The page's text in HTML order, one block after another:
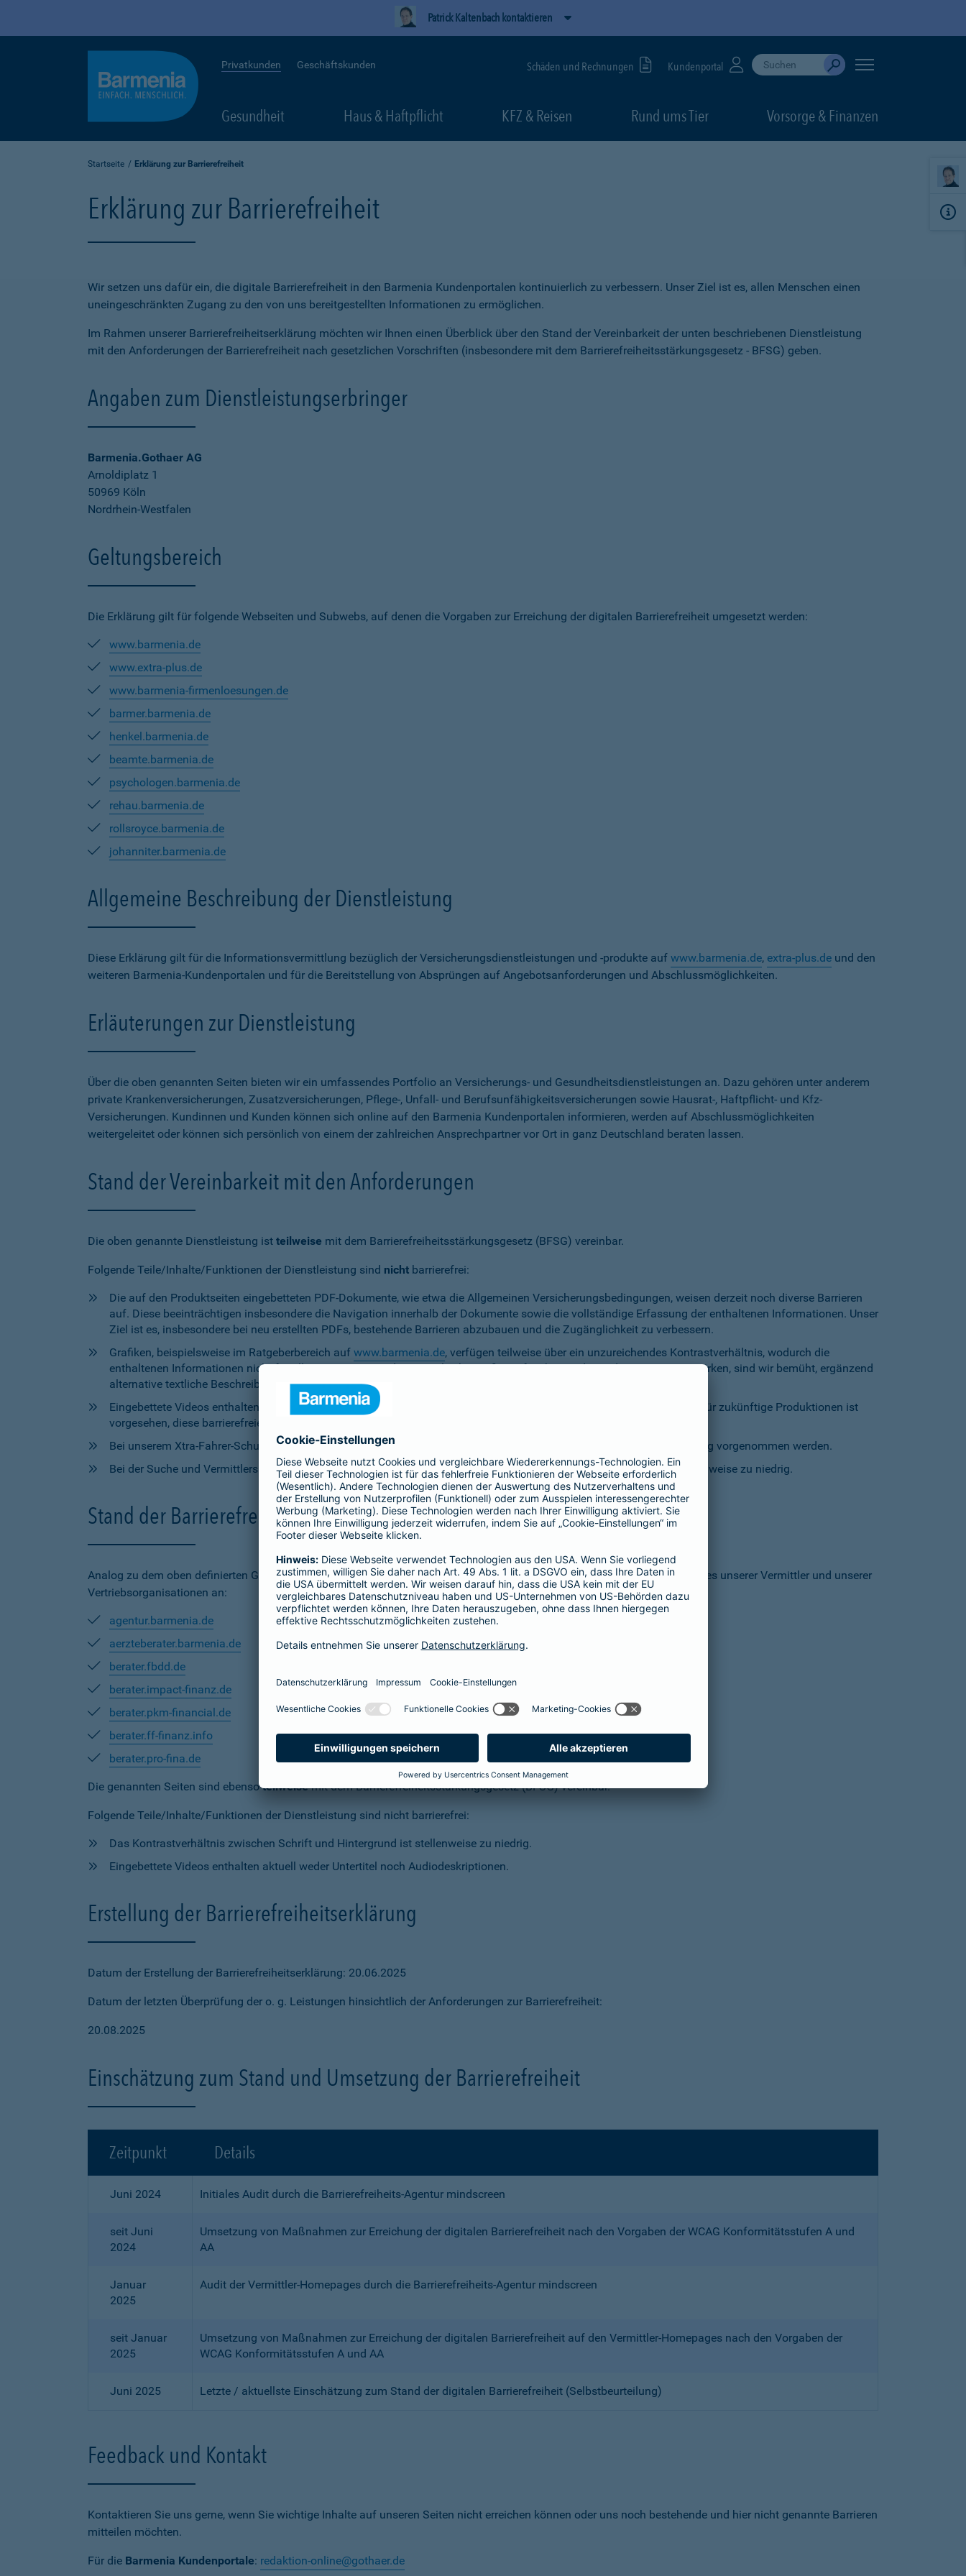
Patrick Kaltenbach kontaktieren
Privatkunden Geschäftskunden Schäden und Rechnungen Kundenportal Suche durchführen
When autocomplete results are available, use
Absenden
Gesundheit Haus & Haftpflicht KFZ & Reisen Rund ums Tier Vorsorge & Finanzen
Startseite Erklärung zur Barrierefreiheit
Erklärung zur Barrierefreiheit
Wir setzen uns dafür ein, die digitale Barrierefreiheit in den Barmenia Kundenportalen kontinuierlich zu verbessern. Unser Ziel ist es, allen Menschen einen
uneingeschränkten Zugang zu den von uns bereitgestellten Informationen zu ermöglichen.
Im Rahmen unserer Barrierefreiheitserklärung möchten wir Ihnen einen Überblick über den Stand der Vereinbarkeit der unten beschriebenen Dienstleistung
mit den Anforderungen der Barrierefreiheit nach gesetzlichen Vorschriften (insbesondere mit dem Barrierefreiheitsstärkungsgesetz - BFSG) geben.
Angaben zum Dienstleistungserbringer
Barmenia.Gothaer AG
Arnoldiplatz 1
50969 Köln
Nordrhein-Westfalen
Geltungsbereich
Die Erklärung gilt für folgende Webseiten und Subwebs, auf denen die Vorgaben zur Erreichung der digitalen Barrierefreiheit umgesetzt werden:
www.barmenia.de
www.extra-plus.de
www.barmenia-firmenloesungen.de
barmer.barmenia.de
henkel.barmenia.de
beamte.barmenia.de
psychologen.barmenia.de
rehau.barmenia.de
rollsroyce.barmenia.de
johanniter.barmenia.de
Allgemeine Beschreibung der Dienstleistung
Diese Erklärung gilt für die Informationsvermittlung bezüglich der Versicherungsdienstleistungen und -produkte auf www.barmenia.de, extra-plus.de und den
weiteren Barmenia-Kundenportalen und für die Bereitstellung von Absprüngen auf Angebotsanforderungen und Abschlussmöglichkeiten.
Erläuterungen zur Dienstleistung
Über die oben genannten Seiten bieten wir ein umfassendes Portfolio an Versicherungs- und Gesundheitsdienstleistungen an. Dazu gehören unter anderem
private Krankenversicherungen, Zusatzversicherungen, Pflege-, Unfall- und Berufsunfähigkeitsversicherungen sowie Hausrat-, Haftpflicht- und Kfz-
Versicherungen. Kundinnen und Kunden können sich online auf den Barmenia Kundenportalen informieren, werden auf Abschlussmöglichkeiten
weitergeleitet oder können sich persönlich von einem der zahlreichen Ansprechpartner vor Ort in ganz Deutschland beraten lassen.
Stand der Vereinbarkeit mit den Anforderungen
Die oben genannte Dienstleistung ist teilweise mit dem Barrierefreiheitsstärkungsgesetz (BFSG) vereinbar.
Folgende Teile/Inhalte/Funktionen der Dienstleistung sind nicht barrierefrei:
Die auf den Produktseiten eingebetteten PDF-Dokumente, wie etwa die Allgemeinen Versicherungsbedingungen, weisen derzeit noch diverse Barrieren
auf. Diese beeinträchtigen insbesondere die Navigation innerhalb der Dokumente sowie die vollständige Erfassung der enthaltenen Informationen. Unser
Ziel ist es, insbesondere bei neu erstellten PDFs, bestehende Barrieren abzubauen und die Zugänglichkeit zu verbessern.
Grafiken, beispielsweise im Ratgeberbereich auf www.barmenia.de, verfügen teilweise über ein unzureichendes Kontrastverhältnis, wodurch die
enthaltenen Informationen nicht für alle Nutzerinnen und Nutzer gleichermaßen erfassbar sind. Um dem entgegenzuwirken, sind wir bemüht, ergänzend
alternative textliche Beschreibungen zur Verfügung zu stellen.
Eingebettete Videos enthalten aktuell weder Untertitel noch Audiodeskriptionen, was ihre Zugänglichkeit einschränkt. Für zukünftige Produktionen ist
vorgesehen, diese barrierefreien Elemente bereitzustellen.
Bei unserem Xtra-Fahrer-Schutz kann die Anpassung der zu versichernden Tage momentan nicht per Tastaturbedienung vorgenommen werden.
Bei der Suche und Vermittlersuche auf barmenia.de ist das Kontrastverhältnis zwischen Schrift und Hintergrund stellenweise zu niedrig.
Stand der Barrierefreiheit auf den Vermittler-Homepages
Analog zu dem oben definierten Geltungsbereich streben wir die Umsetzung der digitalen Barrierefreiheit auf den Homepages unserer Vermittler und unserer
Vertriebsorganisationen an:
agentur.barmenia.de
aerzteberater.barmenia.de
berater.fbdd.de
berater.impact-finanz.de
berater.pkm-financial.de
berater.ff-finanz.info
berater.pro-fina.de
Die genannten Seiten sind ebensoteilweisemit dem Barrierefreiheitsstärkungsgesetz (BFSG) vereinbar.
Folgende Teile/Inhalte/Funktionen der Dienstleistung sind nicht barrierefrei:
Das Kontrastverhältnis zwischen Schrift und Hintergrund ist stellenweise zu niedrig.
Eingebettete Videos enthalten aktuell weder Untertitel noch Audiodeskriptionen.
Erstellung der Barrierefreiheitserklärung
Datum der Erstellung der Barrierefreiheitserklärung: 20.06.2025
Datum der letzten Überprüfung der o. g. Leistungen hinsichtlich der Anforderungen zur Barrierefreiheit:
20.08.2025
Einschätzung zum Stand und Umsetzung der Barrierefreiheit
Zeitpunkt Details
Juni 2024 Initiales Audit durch die Barrierefreiheits-Agentur mindscreen
seit Juni
2024
Umsetzung von Maßnahmen zur Erreichung der digitalen Barrierefreiheit nach den Vorgaben der WCAG Konformitätsstufen A und
AA
Januar
2025
Audit der Vermittler-Homepages durch die Barrierefreiheits-Agentur mindscreen
seit Januar
2025
Umsetzung von Maßnahmen zur Erreichung der digitalen Barrierefreiheit auf den Vermittler-Homepages nach den Vorgaben der
WCAG Konformitätsstufen A und AA
Juni 2025 Letzte / aktuellste Einschätzung zum Stand der digitalen Barrierefreiheit (Selbstbeurteilung)
Feedback und Kontakt
Kontaktieren Sie uns gerne, wenn Sie wichtige Inhalte auf unseren Seiten nicht erreichen können oder uns noch bestehende und hier nicht genannte Barrieren
mitteilen möchten.
Für die Barmenia Kundenportale: redaktion-online@gothaer.de